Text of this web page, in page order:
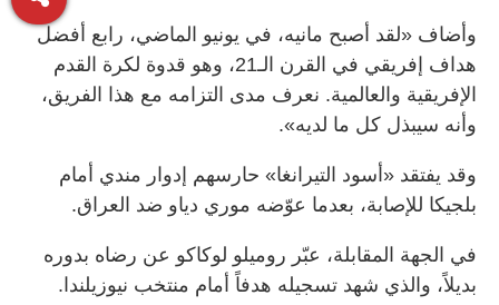
وأضاف «لقد أصبح مانيه، في يونيو الماضي، رابع أفضل
هداف إفريقي في القرن الـ21، وهو قدوة لكرة القدم
الإفريقية والعالمية. نعرف مدى التزامه مع هذا الفريق،
وأنه سيبذل كل ما لديه».
وقد يفتقد «أسود التيرانغا» حارسهم إدوار مندي أمام
بلجيكا للإصابة، بعدما عوّضه موري دياو ضد العراق.
في الجهة المقابلة، عبّر روميلو لوكاكو عن رضاه بدوره
بديلاً، والذي شهد تسجيله هدفاً أمام منتخب نيوزيلندا.